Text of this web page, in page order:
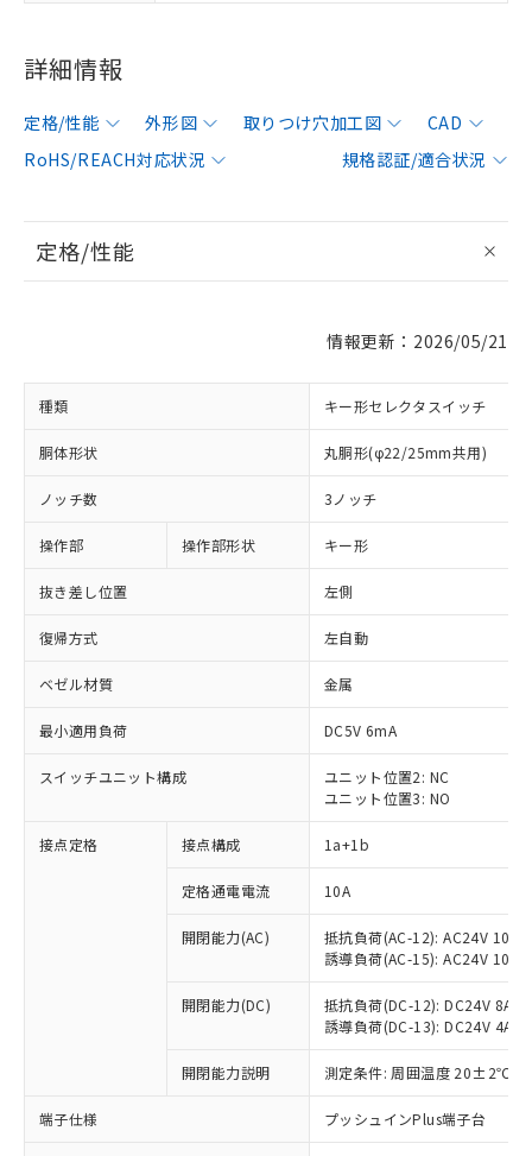
詳細情報
定格/性能 外形図 取りつけ穴加工図
CAD
RoHS/REACH対応状況
規格認証/適合状況
定格/性能
情報更新：2026/05/21
種類 キー形セレクタスイッチ
胴体形状 丸胴形(φ22/25mm共用)
ノッチ数 3ノッチ
操作部 操作部形状 キー形
抜き差し位置 左側
復帰方式 左自動
ベゼル材質 金属
最小適用負荷 DC5V 6mA
スイッチユニット構成
ユニット位置2: NC
ユニット位置3: NO
接点定格 接点構成 1a+1b
定格通電電流 10A
開閉能力(AC)
抵抗負荷(AC-12): AC24V 10A/
誘導負荷(AC-15): AC24V
開閉能力(DC)
抵抗負荷(DC-12): DC24V 8A/
誘導負荷(DC-13): DC24V 4A/
開閉能力説明 測定条件: 周囲温度 20±2℃、
端子仕様 プッシュインPlus端子台
対応済み：EU RoHS指令（10物質）の
非含有に対応した製品が提供可能な商品で